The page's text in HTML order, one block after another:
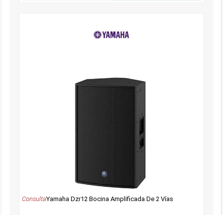
ConsultaYamaha Dzr12 Bocina Amplificada De 2 Vías